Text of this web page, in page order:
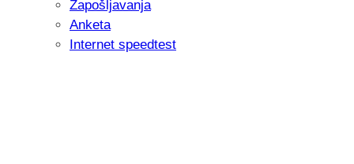
Zapošljavanja
Anketa
Internet speedtest